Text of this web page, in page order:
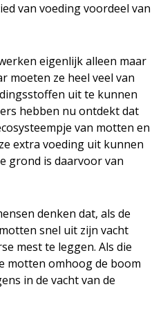
van voeding voordeel van
eigenlijk alleen maar
moeten ze heel veel van
uit te kunnen
hebben nu ontdekt dat
van motten en
extra voeding uit kunnen
grond is daarvoor van
denken dat, als de
snel uit zijn vacht
mest te leggen. Als die
motten omhoog de boom
in de vacht van de